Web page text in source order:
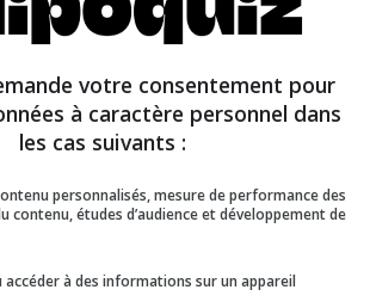
title. The Fountain of Wealth,
you walk clockwise around the
have wealth and luck.
votre consentement pour
à caractère personnel dans
les cas suivants :
personnalisés, mesure de performance des
contenu, études d’audience et développement de
à des informations sur un appareil